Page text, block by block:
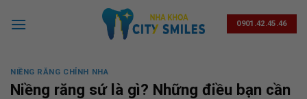
0901.42.45.46
NIỀNG RĂNG CHỈNH NHA
Niềng răng sứ là gì? Những điều bạn cần